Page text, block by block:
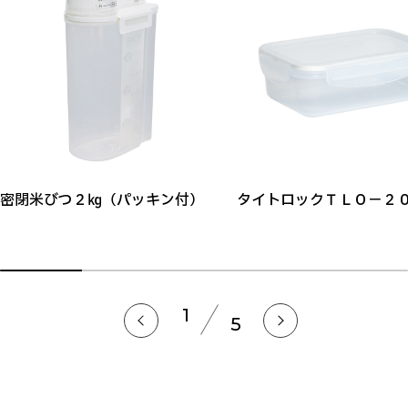
密閉米びつ２㎏（パッキン付） タイトロックＴＬＯ－２
1 5